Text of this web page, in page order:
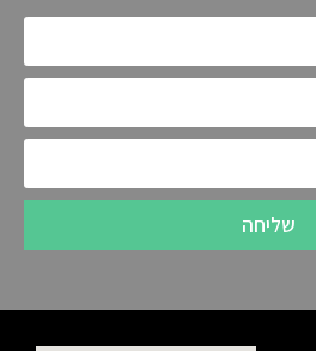
שליחה